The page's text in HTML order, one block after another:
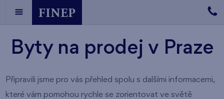
Byty na prodej v Praze
Připravili jsme pro vás přehled spolu s dalšími informacemi,
které vám pomohou rychle se zorientovat ve světě